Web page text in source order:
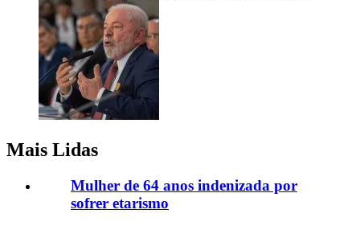
Mais Lidas
Mulher de 64 anos indenizada por
sofrer etarismo